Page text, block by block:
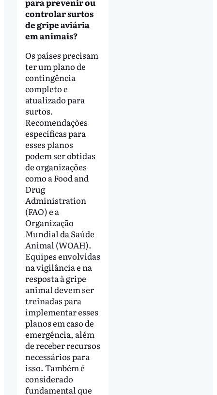
controlar surtos
de gripe aviária
em animais?
Os países precisam
ter um plano de
contingência
completo e
atualizado para
surtos.
Recomendações
específicas para
esses planos
podem ser obtidas
de organizações
como a Food and
Drug
Administration
(FAO) e a
Organização
Mundial da Saúde
Animal (WOAH).
Equipes envolvidas
na vigilância e na
resposta à gripe
animal devem ser
treinadas para
implementar esses
planos em caso de
emergência, além
de receber recursos
necessários para
isso. Também é
considerado
fundamental que